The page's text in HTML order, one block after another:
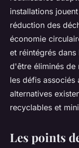
installations
réduction des
économie
et réintégrés
d'être éliminés de
les défis
alternatives
recyclables et
Les points